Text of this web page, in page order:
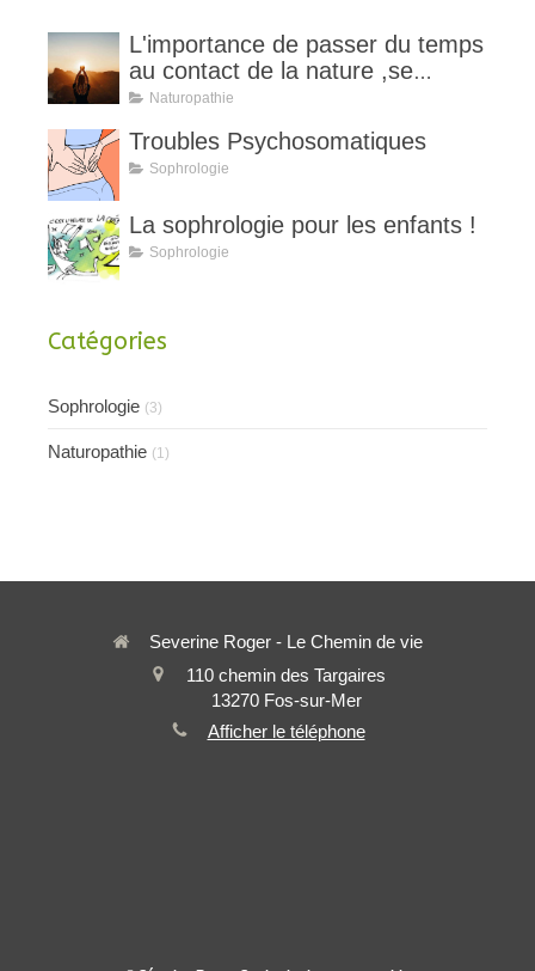
L'importance de passer du temps
au contact de la nature ,se
ressourcer
Naturopathie
Troubles Psychosomatiques
Sophrologie
La sophrologie pour les enfants !
Sophrologie
Catégories
Sophrologie (3)
Naturopathie (1)
Severine Roger - Le Chemin de vie
110 chemin des Targaires
13270 Fos-sur-Mer
Afficher le téléphone